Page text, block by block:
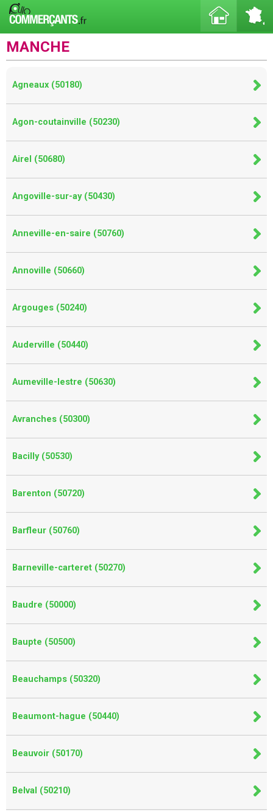
MANCHE
Agneaux (50180)
Agon-coutainville (50230)
Airel (50680)
Angoville-sur-ay (50430)
Anneville-en-saire (50760)
Annoville (50660)
Argouges (50240)
Auderville (50440)
Aumeville-lestre (50630)
Avranches (50300)
Bacilly (50530)
Barenton (50720)
Barfleur (50760)
Barneville-carteret (50270)
Baudre (50000)
Baupte (50500)
Beauchamps (50320)
Beaumont-hague (50440)
Beauvoir (50170)
Belval (50210)